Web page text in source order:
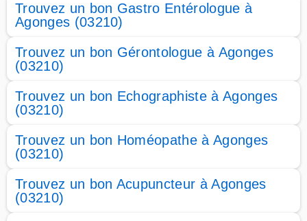
Trouvez un bon Gastro Entérologue à
Agonges (03210)
Trouvez un bon Gérontologue à Agonges
(03210)
Trouvez un bon Echographiste à Agonges
(03210)
Trouvez un bon Homéopathe à Agonges
(03210)
Trouvez un bon Acupuncteur à Agonges
(03210)